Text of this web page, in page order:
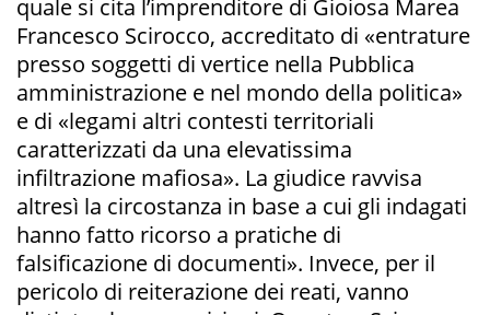
quale si cita l’imprenditore di Gioiosa Marea
Francesco Scirocco, accreditato di «entrature
presso soggetti di vertice nella Pubblica
amministrazione e nel mondo della politica»
e di «legami altri contesti territoriali
caratterizzati da una elevatissima
infiltrazione mafiosa». La giudice ravvisa
altresì la circostanza in base a cui gli indagati
hanno fatto ricorso a pratiche di
falsificazione di documenti». Invece, per il
pericolo di reiterazione dei reati, vanno